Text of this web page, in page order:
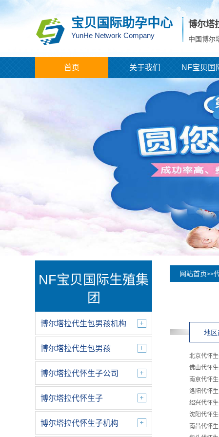
宝贝国际助孕中心
YunHe Network Company
博尔塔
中国博尔
首页 关于我们 NF宝贝国
NF宝贝国际生殖集
团
博尔塔拉代生包男孩机构
博尔塔拉代生包男孩
博尔塔拉代怀生子公司
博尔塔拉代怀生子
博尔塔拉代怀生子机构
网站首页>>
地区
北京代怀
佛山代怀
南京代怀
洛阳代怀
绍兴代怀
沈阳代怀
南昌代怀